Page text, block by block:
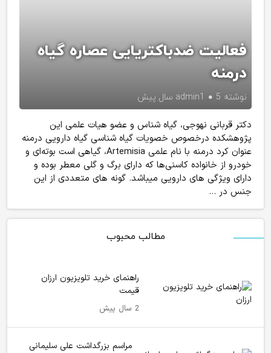
فعالیت ضدباکتریایی عصاره گیاه
درمنه
نوشته admin1 5 سال پیش
دکتر قربانی نهوجی، گیاه شناس و عضو هیات علمی این
پژوهشکده درخصوص خصویات گیاه شناسی گیاه دارویی درمنه
عنوان کرد درمنه با نام علمی Artemisia، گیاهی است بوته‌ای و
خودرو از خانواده کاسنی‌ها که دارای برگ و گلی معطر بوده و
دارای ویژگی های دارویی میباشد. گونه های متعددی از این
جنس در ...
مطالب محبوب
راهنمای خرید تلویزیون ارزان
قیمت
2 سال پیش
مراسم بزرگداشت علی سلیمانی